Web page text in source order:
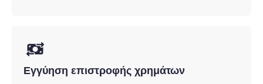
Εγγύηση επιστροφής χρημάτων